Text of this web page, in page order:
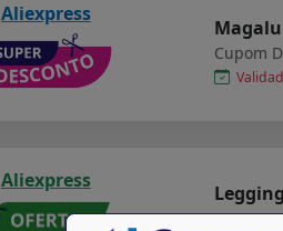
Aliexpress
Cupom
Aliexpress
Cupom